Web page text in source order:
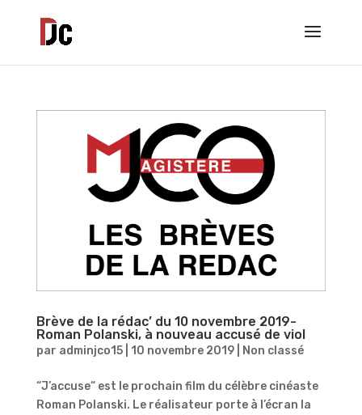
Brève de la rédac’ du 10 novembre 2019-
Roman Polanski, à nouveau accusé de viol
par adminjco15| 10 novembre 2019| Non classé
“J’accuse“ est le prochain film du célèbre cinéaste
Roman Polanski. Le réalisateur porte à l’écran la